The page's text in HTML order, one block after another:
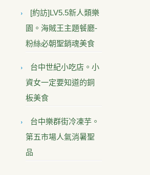
[約訪]LV5.5新人類樂
園。海賊王主題餐廳-
粉絲必朝聖銷魂美食
台中世紀小吃店。小
資女一定要知道的銅
板美食
台中樂群街冷凍芋。
第五市場人氣消暑聖
品